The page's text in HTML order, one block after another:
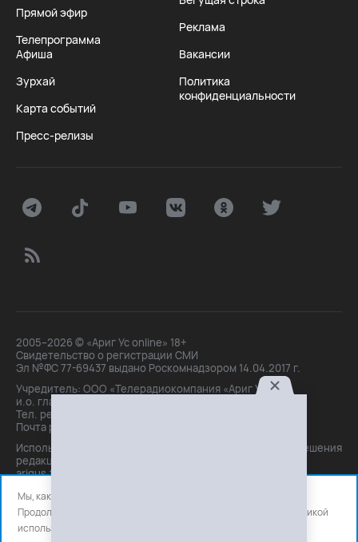
Прямой эфир
Телепрограмма
Афиша
Зурхай
Карта событий
Пресс-релизы
Реклама
Вакансии
Политика
конфиденциальности
2005–2026 © «Ариг Ус online» 18+
Свидетельство о регистрации СМИ
Эл №ФС 77-69437 выдано Роскомнадзором 14.04.2017 г.
Учредитель: ООО «Телерадиокомпания «Ариг Ус»,
и.о. главного редактора: Маханова О.Б.
Тел. peдakции: +7(3012)21-30-14,
Почта peдakции: editor@arigus.tv
Использование материалов только с письменного разрешения
редакции. При цитировании прямая активная ссылка на
arigus.tv обязательна.
Мы, как и все используем файлы cookie и сервисы аналитики.
Продолжая использовать сайт, вы соглашаетесь с нашей
политикой
использования